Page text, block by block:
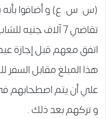
(س. س. ع) و أضافوا بأنه
تقاضي 7 آلاف
اتفق معهم قبل إجازة
هذا المبلغ مقابل السفر
علي أن يتم اصطحابهم
و تركهم بعد ذلك .